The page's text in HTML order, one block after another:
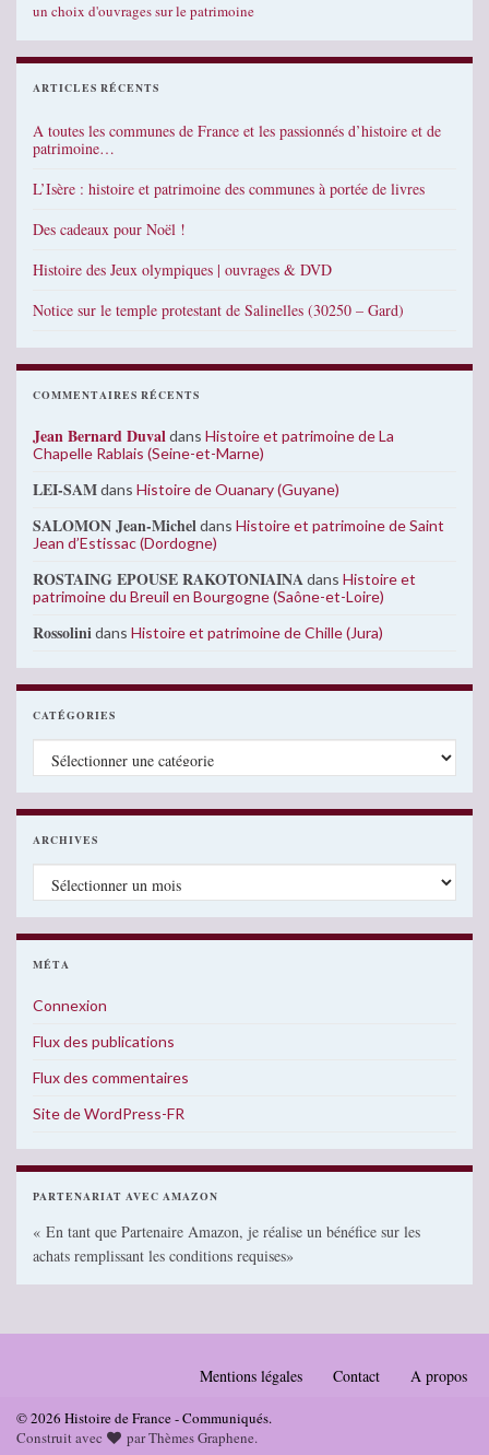
un choix d'ouvrages sur le patrimoine
ARTICLES RÉCENTS
A toutes les communes de France et les passionnés d’histoire et de
patrimoine…
L’Isère : histoire et patrimoine des communes à portée de livres
Des cadeaux pour Noël !
Histoire des Jeux olympiques | ouvrages & DVD
Notice sur le temple protestant de Salinelles (30250 – Gard)
COMMENTAIRES RÉCENTS
Jean Bernard Duvaldans Histoire et patrimoine de La
Chapelle Rablais (Seine-et-Marne)
LEI-SAMdans Histoire de Ouanary (Guyane)
SALOMON Jean-Micheldans Histoire et patrimoine de Saint
Jean d’Estissac (Dordogne)
ROSTAING EPOUSE RAKOTONIAINAdans Histoire et
patrimoine du Breuil en Bourgogne (Saône-et-Loire)
Rossolinidans Histoire et patrimoine de Chille (Jura)
CATÉGORIES
Catégories
ARCHIVES
Archives
MÉTA
Connexion
Flux des publications
Flux des commentaires
Site de WordPress-FR
PARTENARIAT AVEC AMAZON
« En tant que Partenaire Amazon, je réalise un bénéfice sur les
achats remplissant les conditions requises»
Mentions légales Contact A propos
© 2026 Histoire de France - Communiqués.
Construit avec
parThèmes Graphene.